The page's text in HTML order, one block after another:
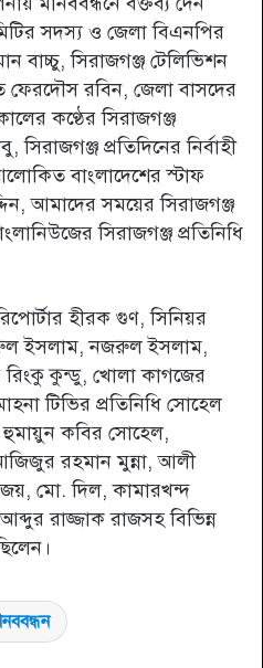
সদস্য ও জেলা বিএনপির
বাচ্চু, সিরাজগঞ্জ টেলিভিশন
ফেরদৌস রবিন, জেলা বাসদের
কণ্ঠের সিরাজগঞ্জ
প্রতিদিনের নির্বাহী
বাংলাদেশের স্টাফ
আমাদের সময়ের সিরাজগঞ্জ
সিরাজগঞ্জ প্রতিনিধি
হীরক গুণ, সিনিয়র
ইসলাম, নজরুল ইসলাম,
কুন্ডু, খোলা কাগজের
টিভির প্রতিনিধি সোহেল
হুমায়ুন কবির সোহেল,
রহমান মুন্না, আলী
মো. দিল, কামারখন্দ
রাজ্জাক রাজসহ বিভিন্ন